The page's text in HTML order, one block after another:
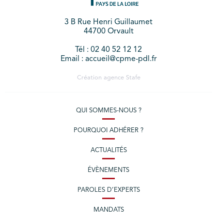
3 B Rue Henri Guillaumet
44700 Orvault
Tél : 02 40 52 12 12
Email : accueil@cpme-pdl.fr
Création agence Stafe
QUI SOMMES-NOUS ?
POURQUOI ADHÉRER ?
ACTUALITÉS
ÉVÈNEMENTS
PAROLES D’EXPERTS
MANDATS